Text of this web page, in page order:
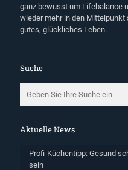
ganz bewusst um Lifebalance
wieder mehr in den Mittelpunkt
gutes, glückliches Leben.
Suche
Aktuelle News
Profi-Küchentipp: Gesund
sein